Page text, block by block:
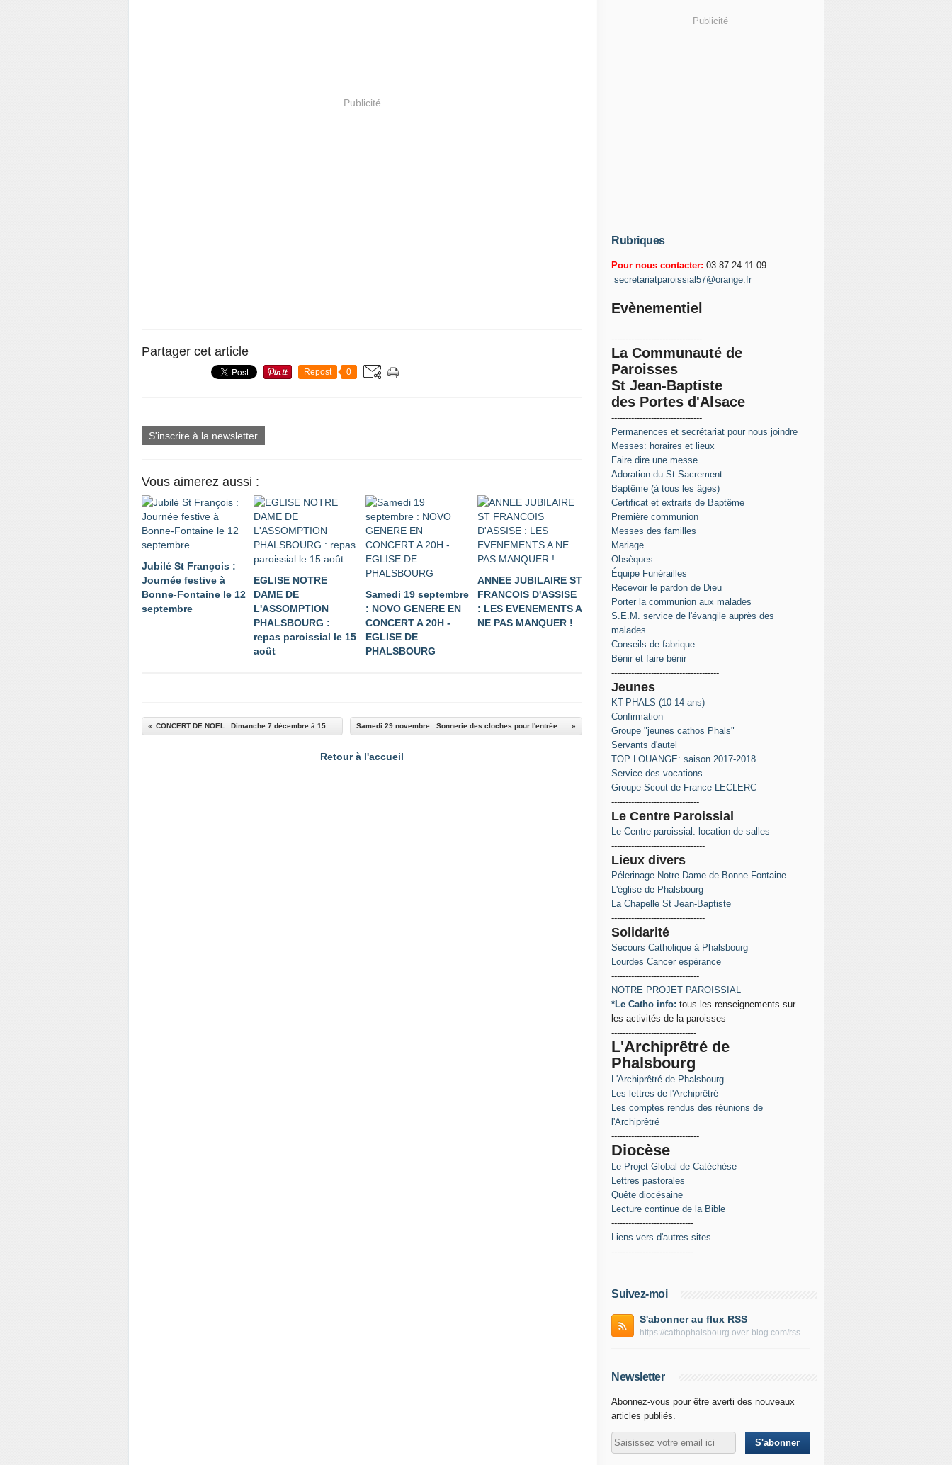
Publicité
Partager cet article
Repost 0
S'inscrire à la newsletter
Vous aimerez aussi :
Jubilé St François :
Journée festive à
Bonne-Fontaine le 12
septembre
EGLISE NOTRE
DAME DE
L'ASSOMPTION
PHALSBOURG :
repas paroissial le 15
août
Samedi 19 septembre
: NOVO GENERE EN
CONCERT A 20H -
EGLISE DE
PHALSBOURG
ANNEE JUBILAIRE ST
FRANCOIS D'ASSISE
: LES EVENEMENTS A
NE PAS MANQUER !
Retour à l'accueil
Publicité
Rubriques
Pour nous contacter: 03.87.24.11.09
secretariatparoissial57@orange.fr
Evènementiel
--------------------------------
La Communauté de
Paroisses
St Jean-Baptiste
des Portes d'Alsace
--------------------------------
Permanences et secrétariat pour nous joindre
Messes: horaires et lieux
Faire dire une messe
Adoration du St Sacrement
Baptême (à tous les âges)
Certificat et extraits de Baptême
Première communion
Messes des familles
Mariage
Obsèques
Équipe Funérailles
Recevoir le pardon de Dieu
Porter la communion aux malades
S.E.M. service de l'évangile auprès des
malades
Conseils de fabrique
Bénir et faire bénir
--------------------------------------
Jeunes
KT-PHALS (10-14 ans)
Confirmation
Groupe "jeunes cathos Phals"
Servants d'autel
TOP LOUANGE: saison 2017-2018
Service des vocations
Groupe Scout de France LECLERC
-------------------------------
Le Centre Paroissial
Le Centre paroissial: location de salles
---------------------------------
Lieux divers
Pélerinage Notre Dame de Bonne Fontaine
L'église de Phalsbourg
La Chapelle St Jean-Baptiste
---------------------------------
Solidarité
Secours Catholique à Phalsbourg
Lourdes Cancer espérance
-------------------------------
NOTRE PROJET PAROISSIAL
*Le Catho info: tous les renseignements sur
les activités de la paroisses
------------------------------
L'Archiprêtré de
Phalsbourg
L'Archiprêtré de Phalsbourg
Les lettres de l'Archiprêtré
Les comptes rendus des réunions de
l'Archiprêtré
-------------------------------
Diocèse
Le Projet Global de Catéchèse
Lettres pastorales
Quête diocésaine
Lecture continue de la Bible
-----------------------------
Liens vers d'autres sites
-----------------------------
Suivez-moi
S'abonner au flux RSS
https://cathophalsbourg.over-blog.com/rss
Newsletter
Abonnez-vous pour être averti des nouveaux
articles publiés.